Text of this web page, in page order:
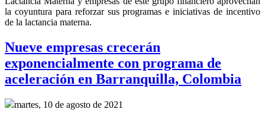
la coyuntura para reforzar sus programas e iniciativas de incentivo
de la lactancia materna.
Nueve empresas crecerán
exponencialmente con programa de
aceleración en Barranquilla, Colombia
martes, 10 de agosto de 2021